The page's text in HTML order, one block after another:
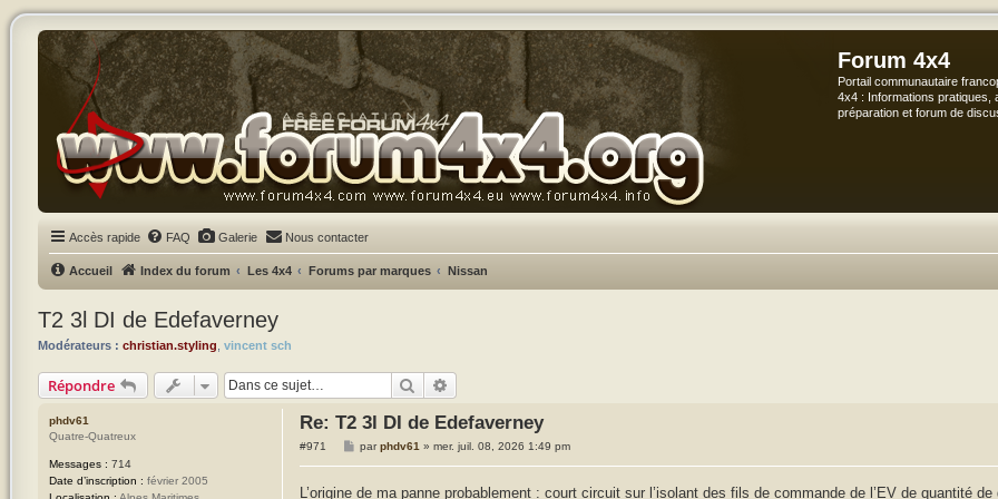
Forum 4x4
Portail communautaire
4x4 : Informations pratiques,
préparation et forum de
Accès rapide FAQ Galerie Nous contacter
Accueil Index du forum Les 4x4 Forums par marques Nissan
T2 3l DI de Edefaverney
Modérateurs : christian.styling vincent sch
Répondre Rechercher
phdv61
Quatre-Quatreux
Messages : 714
Date d’inscription : février 2005
Re: T2 3l DI de Edefaverney
#971
Mparphdv61 »mer. juil. 08, 2026 1:49 pm
L’origine de ma panne probablement : court circuit sur l’isolant des fils de commande de l’EV de quantité de